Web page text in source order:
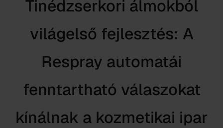
Tinédzserkori álmokból
világelső fejlesztés: A
Respray automatái
fenntartható válaszokat
kínálnak a kozmetikai ipar